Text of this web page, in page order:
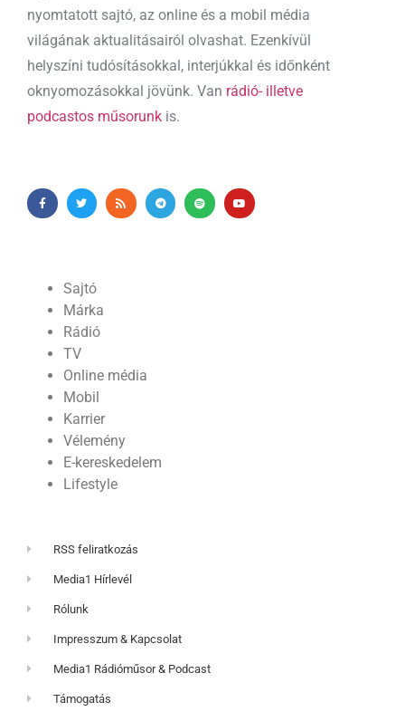
nyomtatott sajtó, az online és a mobil média
világának aktualitásairól olvashat. Ezenkívül
helyszíni tudósításokkal, interjúkkal és időnként
oknyomozásokkal jövünk. Van rádió- illetve
podcastos műsorunk is.
Sajtó
Márka
Rádió
TV
Online média
Mobil
Karrier
Vélemény
E-kereskedelem
Lifestyle
RSS feliratkozás
Media1 Hírlevél
Rólunk
Impresszum & Kapcsolat
Media1 Rádióműsor & Podcast
Támogatás